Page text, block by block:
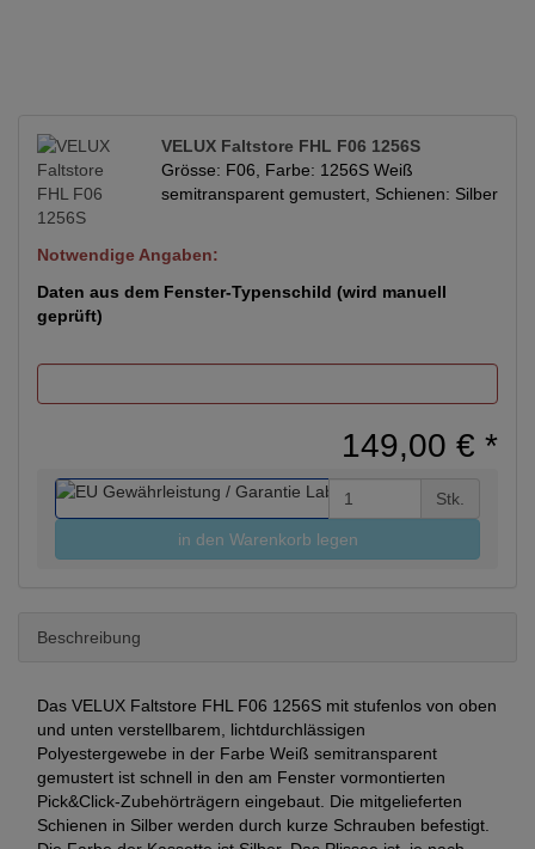
VELUX Faltstore FHL F06 1256S
Grösse: F06, Farbe: 1256S Weiß
semitransparent gemustert, Schienen: Silber
Notwendige Angaben:
Daten aus dem Fenster-Typenschild (wird manuell
geprüft)
149,00 € *
Stk.
in den Warenkorb legen
Beschreibung
Das VELUX Faltstore FHL F06 1256S mit stufenlos von oben
und unten verstellbarem, lichtdurchlässigen
Polyestergewebe in der Farbe Weiß semitransparent
gemustert ist schnell in den am Fenster vormontierten
Pick&Click-Zubehörträgern eingebaut. Die mitgelieferten
Schienen in Silber werden durch kurze Schrauben befestigt.